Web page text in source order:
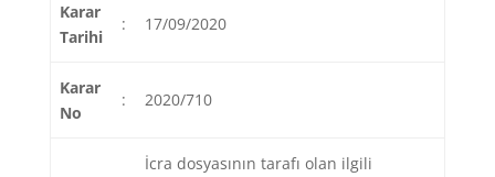
Karar
Tarihi
: 17/09/2020
Karar
No
: 2020/710
İcra dosyasının tarafı olan ilgili